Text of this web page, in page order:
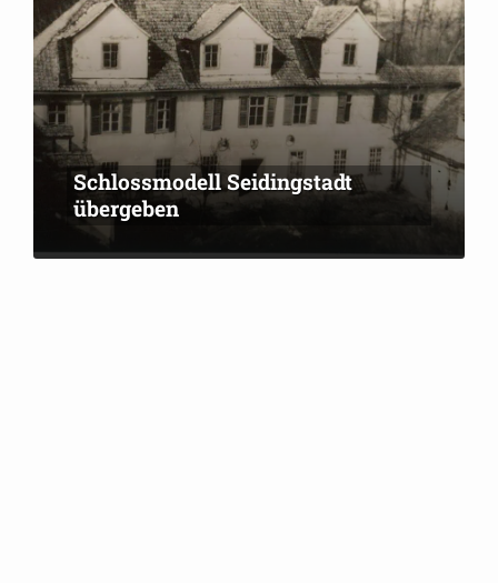
Schlossmodell Seidingstadt
übergeben